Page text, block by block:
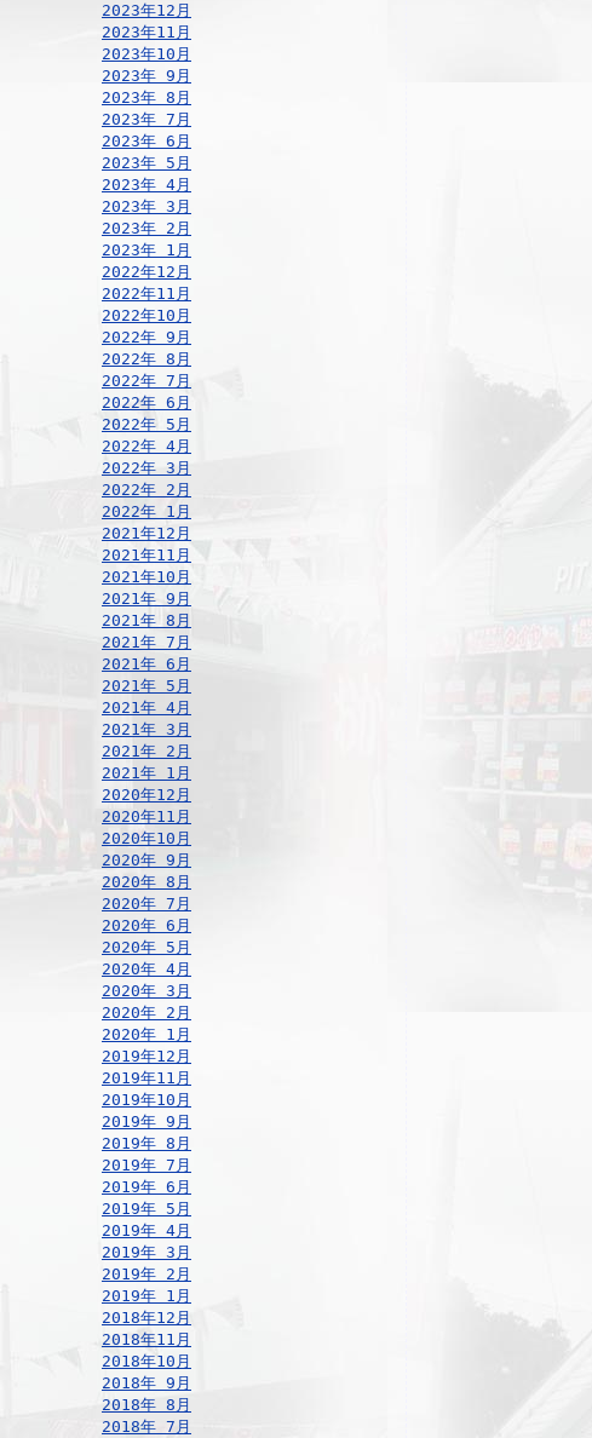
2023年12月
2023年11月
2023年10月
2023年 9月
2023年 8月
2023年 7月
2023年 6月
2023年 5月
2023年 4月
2023年 3月
2023年 2月
2023年 1月
2022年12月
2022年11月
2022年10月
2022年 9月
2022年 8月
2022年 7月
2022年 6月
2022年 5月
2022年 4月
2022年 3月
2022年 2月
2022年 1月
2021年12月
2021年11月
2021年10月
2021年 9月
2021年 8月
2021年 7月
2021年 6月
2021年 5月
2021年 4月
2021年 3月
2021年 2月
2021年 1月
2020年12月
2020年11月
2020年10月
2020年 9月
2020年 8月
2020年 7月
2020年 6月
2020年 5月
2020年 4月
2020年 3月
2020年 2月
2020年 1月
2019年12月
2019年11月
2019年10月
2019年 9月
2019年 8月
2019年 7月
2019年 6月
2019年 5月
2019年 4月
2019年 3月
2019年 2月
2019年 1月
2018年12月
2018年11月
2018年10月
2018年 9月
2018年 8月
2018年 7月